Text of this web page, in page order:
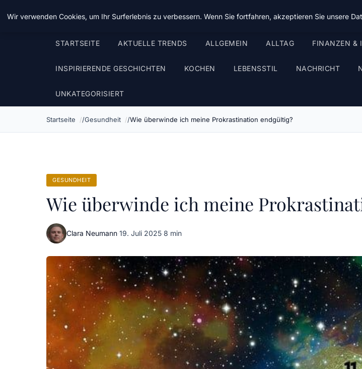
Taz Nrw
STARTSEITE AKTUELLE TRENDS ALLGEMEIN ALLTAG FINANZEN &
INSPIRIERENDE GESCHICHTEN KOCHEN LEBENSSTIL NACHRICHT
UNKATEGORISIERT
Startseite Gesundheit Wie überwinde ich meine Prokrastination endgültig?
GESUNDHEIT
Wie überwinde ich meine
Clara Neumann·19. Juli 2025·8 min
Wir verwenden Cookies, um Ihr Surferlebnis zu verbessern. Wenn Sie fortfahren, akzeptieren Sie unsere